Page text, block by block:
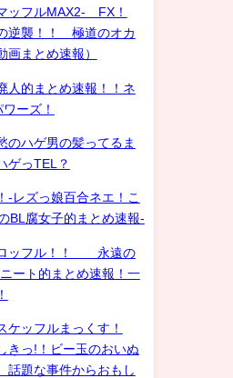
ッフルMAX2- FX！
逆襲！！ 極道のオカ
画まとめ速報）
人的まとめ速報！！ネ
ーズ！
のハゲ男の髪ってるま
ゲっTEL？
-レズっ娘百合ネエ！こ
BL腐女子的まとめ速報-
ロッフル！！ 永遠の
ート的まとめ速報！一
ケッフルまっくす！
きっ!！ビー玉のおいぬ
題な事件からおもし